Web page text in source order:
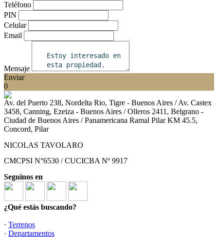
Teléfono
PIN
Celular
Email
Mensaje
Enviar
0
Av. del Puerto 238, Nordelta Rio, Tigre - Buenos Aires / Av. Castex
3458, Canning, Ezeiza - Buenos Aires / Olleros 2411, Belgrano -
Ciudad de Buenos Aires / Panamericana Ramal Pilar KM 45.5,
Concord, Pilar
NICOLAS TAVOLARO
CMCPSI N°6530 / CUCICBA Nº 9917
Seguinos en
¿Qué estás buscando?
· Terrenos
· Departamentos